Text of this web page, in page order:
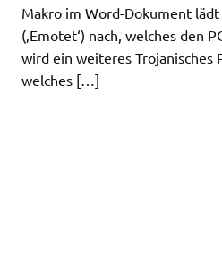
Makro im Word-Dokument
(‚Emotet‘) nach, welches den
wird ein weiteres Trojanisches
welches […]